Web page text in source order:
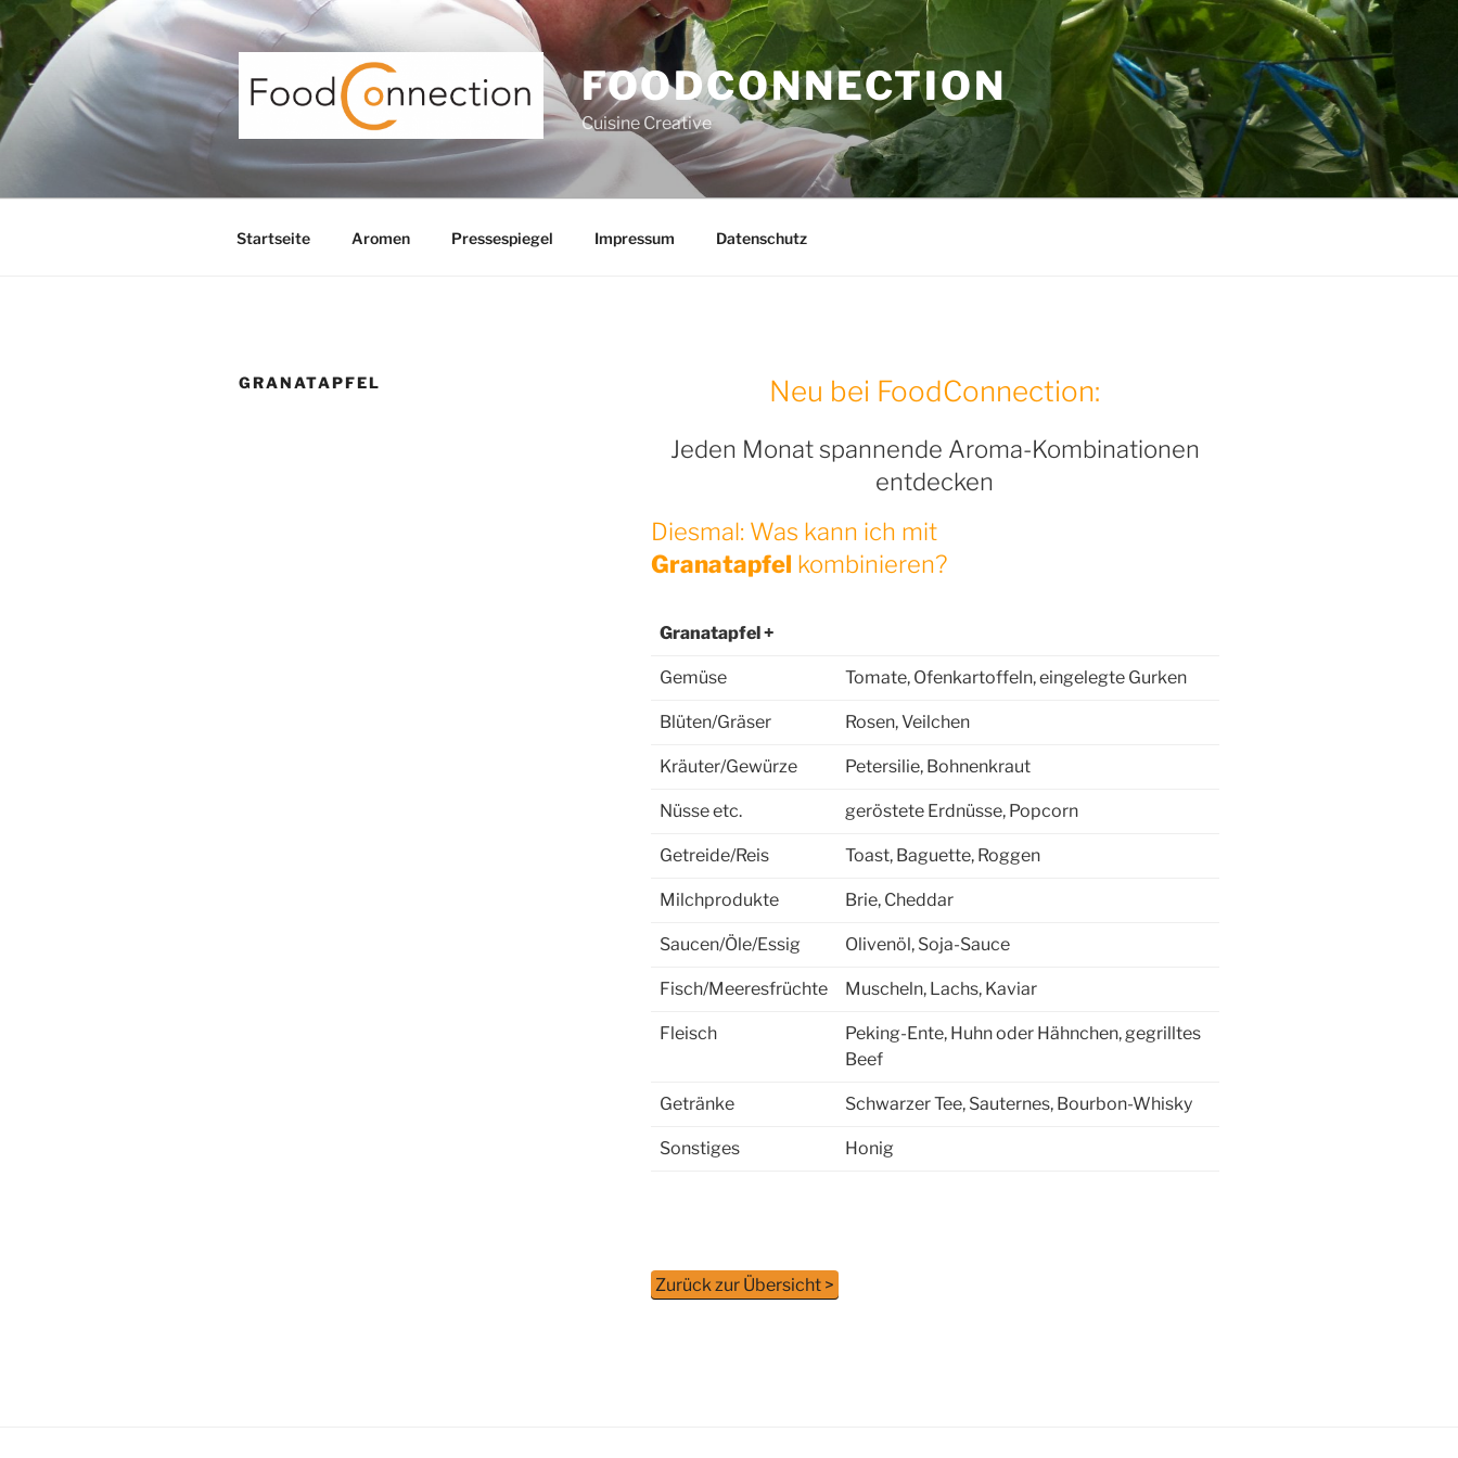
Zum
Inhalt
springen
FOODCONNECTION
Cuisine Creative
Startseite Aromen Pressespiegel Impressum Datenschutz
GRANATAPFEL Neu bei FoodConnection:
Jeden Monat spannende Aroma-Kombinationen
entdecken
Diesmal: Was kann ich mit
Granatapfel kombinieren?
Granatapfel +
Gemüse Tomate, Ofenkartoffeln, eingelegte Gurken
Blüten/Gräser Rosen, Veilchen
Kräuter/Gewürze Petersilie, Bohnenkraut
Nüsse etc. geröstete Erdnüsse, Popcorn
Getreide/Reis Toast, Baguette, Roggen
Milchprodukte Brie, Cheddar
Saucen/Öle/Essig Olivenöl, Soja-Sauce
Fisch/Meeresfrüchte Muscheln, Lachs, Kaviar
Fleisch
Peking-Ente, Huhn oder Hähnchen, gegrilltes
Beef
Getränke Schwarzer Tee, Sauternes, Bourbon-Whisky
Sonstiges Honig
Zurück zur Übersicht >